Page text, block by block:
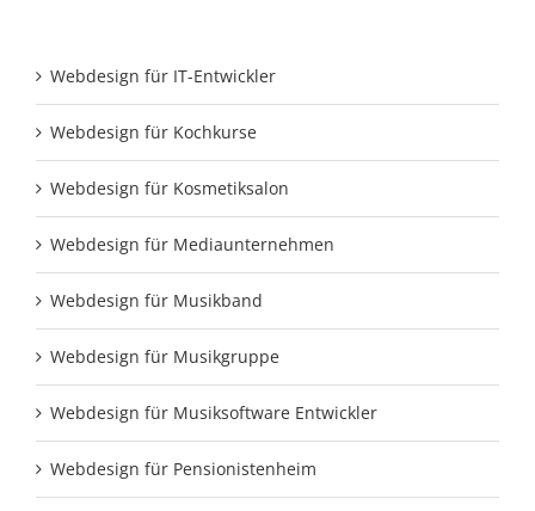
Webdesign für IT-Entwickler
Webdesign für Kochkurse
Webdesign für Kosmetiksalon
Webdesign für Mediaunternehmen
Webdesign für Musikband
Webdesign für Musikgruppe
Webdesign für Musiksoftware Entwickler
Webdesign für Pensionistenheim